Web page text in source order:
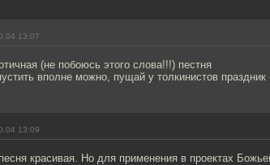
13:07
(не побоюсь этого слова!!!) пестня
вполне можно, пущай у толкинистов праздник
13:09
красивая. Но для применения в проектах